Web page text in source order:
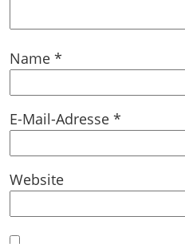
Name *
E-Mail-Adresse *
Website